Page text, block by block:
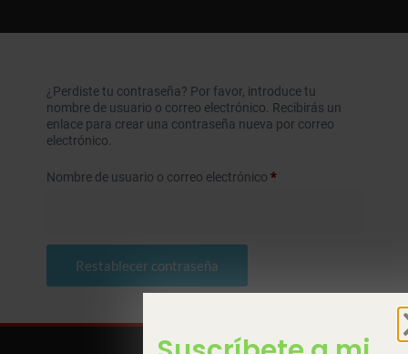
¿Perdiste tu contraseña? Por favor, introduce tu
nombre de usuario o correo electrónico. Recibirás un
enlace para crear una contraseña nueva por correo
electrónico.
Nombre de usuario o correo electrónico *
Restablecer contraseña